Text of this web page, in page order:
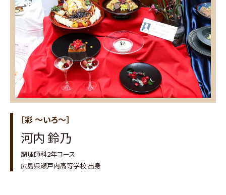
［彩 ～いろ～］
河内 鈴乃
調理師科2年コース
広島県瀬戸内高等学校 出身